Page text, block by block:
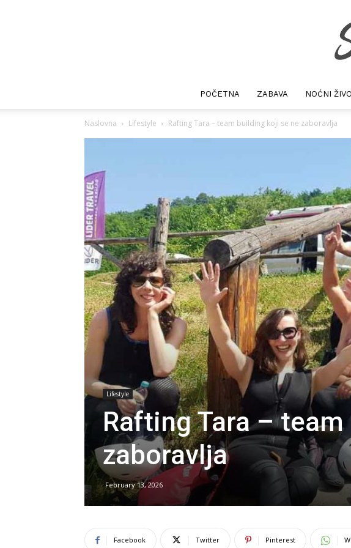
POČETNA ZABAVA NOĆNI
Naslovna Lifestyle Rafting Tara – team building koji se ne zaboravlja
Lifestyle
Rafting Tara –
zaboravlja
February 13, 2026
Facebook Twitter Pinterest